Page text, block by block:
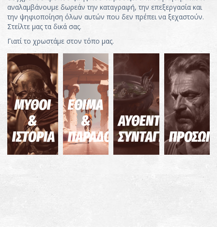
αναλαμβάνουμε δωρεάν την καταγραφή, την επεξεργασία και
την ψηφιοποίηση όλων αυτών που δεν πρέπει να ξεχαστούν.
Στείλτε μας τα δικά σας.
Γιατί το χρωστάμε στον τόπο μας.
ΜΥΘΟΙ
&
ΙΣΤΟΡΙΑ
ΕΘΙΜΑ
&
ΠΑΡΑΔΟΣΕΙΣ
ΑΥΘΕΝΤΙΚΕΣ
ΣΥΝΤΑΓΕΣ